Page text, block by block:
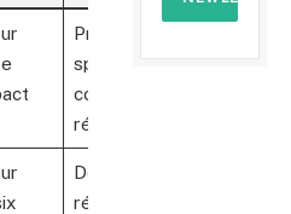
Première
sportive
compacte
réussie
Devenu
référence des